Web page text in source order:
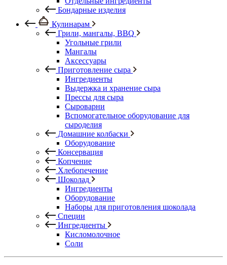
Бондарные изделия
Кулинарам
Грили, мангалы, BBQ
Угольные грили
Мангалы
Аксессуары
Приготовление сыра
Ингредиенты
Выдержка и хранение сыра
Прессы для сыра
Сыроварни
Вспомогательное оборудование для
сыроделия
Домашние колбаски
Оборудование
Консервация
Копчение
Хлебопечение
Шоколад
Ингредиенты
Оборудование
Наборы для приготовления шоколада
Специи
Ингредиенты
Кисломолочное
Соли